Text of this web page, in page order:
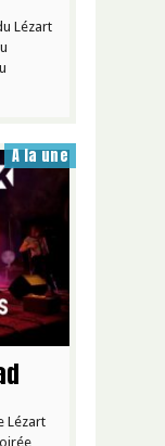
Lézart
A la une
Lézart